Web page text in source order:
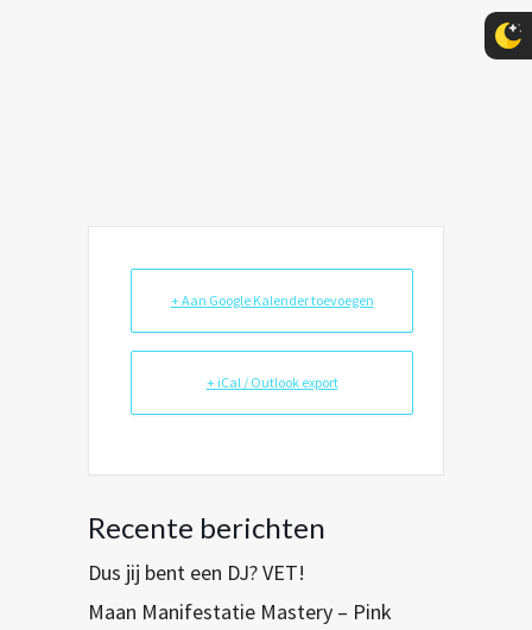
+ Aan Google Kalender toevoegen
+ iCal / Outlook export
Recente berichten
Dus jij bent een DJ? VET!
Maan Manifestatie Mastery – Pink